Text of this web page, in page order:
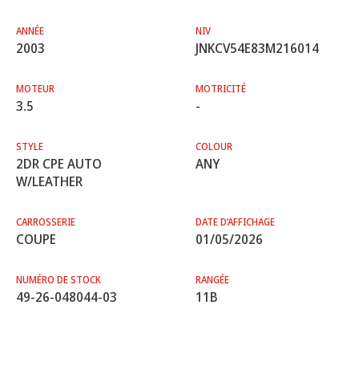
ANNÉE
2003
NIV
JNKCV54E83M216014
MOTEUR
3.5
MOTRICITÉ
-
STYLE
2DR CPE AUTO
W/LEATHER
COLOUR
ANY
CARROSSERIE
COUPE
DATE D’AFFICHAGE
01/05/2026
NUMÉRO DE STOCK
49-26-048044-03
RANGÉE
11B